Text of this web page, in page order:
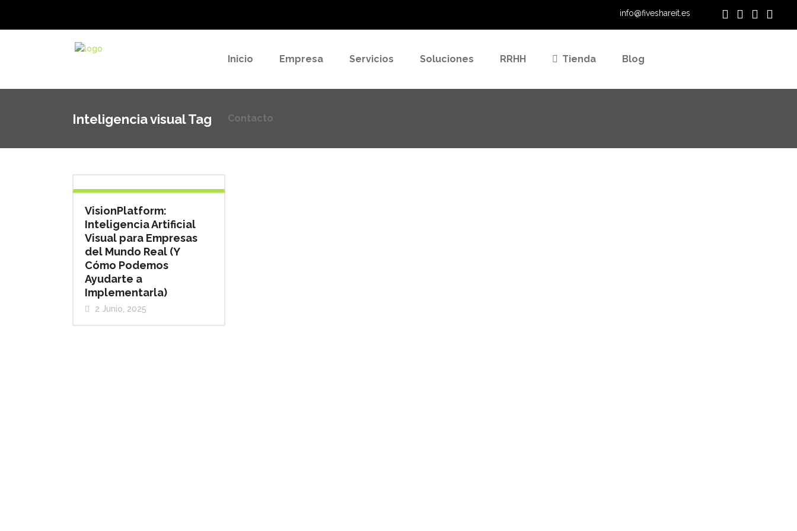
info@fiveshareit.es
Inicio Empresa Servicios Soluciones RRHH Tienda Blog
Contacto
Inteligencia visual Tag
VisionPlatform:
Inteligencia Artificial
Visual para Empresas
del Mundo Real (Y
Cómo Podemos
Ayudarte a
Implementarla)
2 Junio, 2025